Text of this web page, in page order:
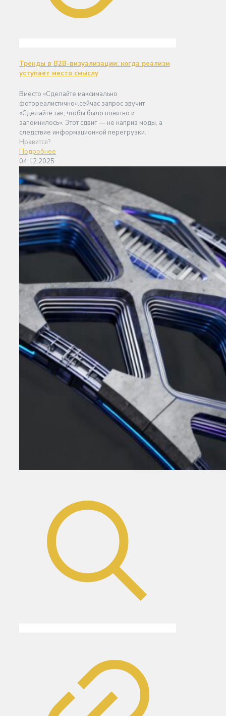
Тренды в B2B-визуализации: когда реализм
уступает место смыслу
Вместо «Сделайте максимально
фотореалистично».сейчас запрос звучит
«Сделайте так, чтобы было понятно и
запомнилось». Этот сдвиг — не каприз моды, а
следствие информационной перегрузки.
Нравится?
Подробнее
04.12.2025